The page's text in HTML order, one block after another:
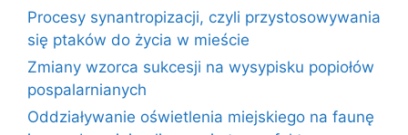
Procesy synantropizacji, czyli przystosowywania
się ptaków do życia w mieście
Zmiany wzorca sukcesji na wysypisku popiołów
pospalarnianych
Oddziaływanie oświetlenia miejskiego na faunę